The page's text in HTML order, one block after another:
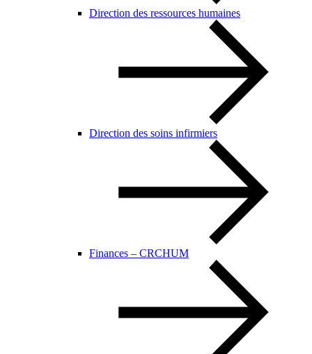
Direction des ressources humaines
Direction des soins infirmiers
Finances – CRCHUM